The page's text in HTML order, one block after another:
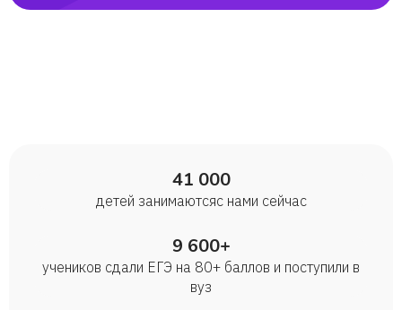
41 000
детей занимаются с нами сейчас
9 600+
учеников сдали ЕГЭ на 80+ баллов и поступили в
вуз